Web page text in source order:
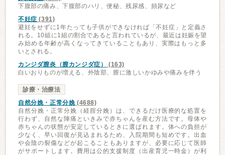
下腹部の痛み、下腹部のハリ、便秘、残尿感、頻尿など
不妊症 (391)
避妊をせずに1年たっても子供ができなければ「不妊症」と定義さ
れる。10組に1組の割合であると言われているが、最近は妊娠を望
み始める年齢が高くなってきていることもあり、実際はもっと多
いとされる。
カンジダ膣炎（膣カンジダ症）
(163)
白いおりものが増える、外陰部、膣に激しいかゆみや痛みを伴う
診療・治療法
自然分娩・正常分娩(4688)
自然分娩・正常分娩（経腟分娩）は、できるだけ医療的な処置を
行わず、自然な陣痛といきみで赤ちゃんを産む方法です。母体や
赤ちゃんの状態が安定しているときに選ばれます。体への負担が
少なく、早い回復が見込まれるため、入院期間も短めです。出血
や会陰の裂傷などが起こることもありますが、必要に応じて医師
がサポートします。費用は公的支援制度（出産育児一時金）が利